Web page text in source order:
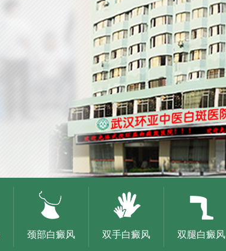
颈部白癜风 双手白癜风 双腿白癜风